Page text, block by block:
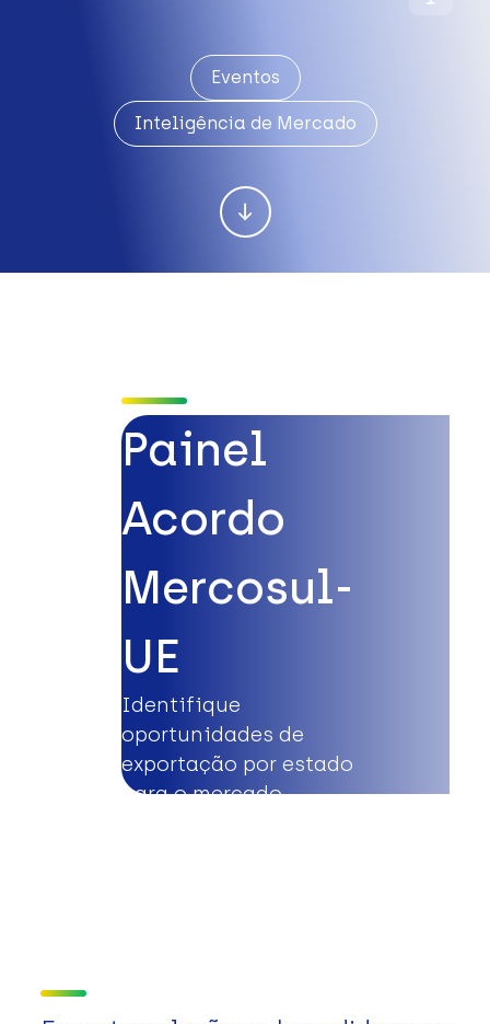
Eventos
Inteligência de Mercado
Painel
Acordo
Mercosul-
UE
Identifique
oportunidades de
exportação por estado
para o mercado